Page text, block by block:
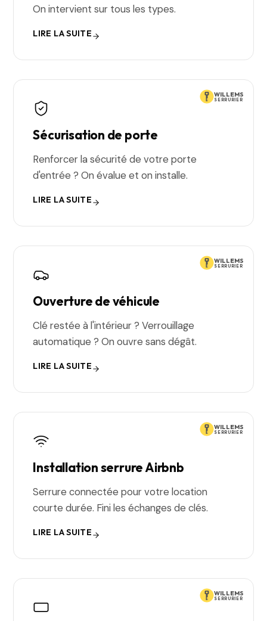
On intervient sur tous les types.
LIRE LA SUITE
WILLEMS
SERRURIER
Sécurisation de porte
Renforcer la sécurité de votre porte
d'entrée ? On évalue et on installe.
LIRE LA SUITE
WILLEMS
SERRURIER
Ouverture de véhicule
Clé restée à l'intérieur ? Verrouillage
automatique ? On ouvre sans dégât.
LIRE LA SUITE
WILLEMS
SERRURIER
Installation serrure Airbnb
Serrure connectée pour votre location
courte durée. Fini les échanges de clés.
LIRE LA SUITE
WILLEMS
SERRURIER